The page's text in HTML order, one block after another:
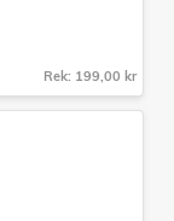
Rek: 199,00 kr